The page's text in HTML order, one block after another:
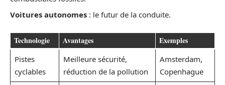
Voitures autonomes : le futur de la conduite.
Technologie Avantages Exemples
Pistes
cyclables
Meilleure sécurité,
réduction de la pollution
Amsterdam,
Copenhague